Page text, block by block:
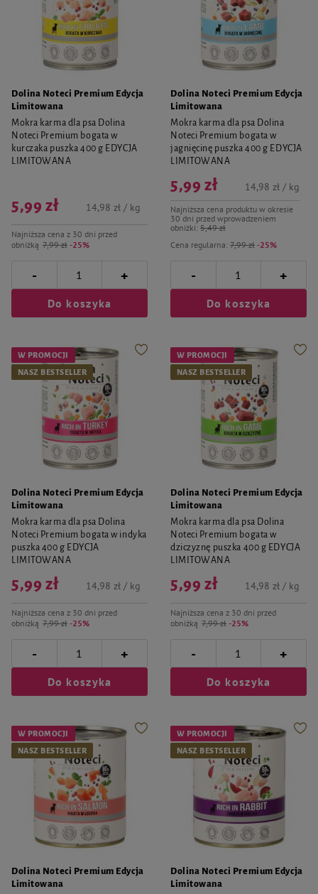
Dolina Noteci Premium Edycja
Limitowana
Mokra karma dla psa Dolina
Noteci Premium bogata w
kurczaka puszka 400 g EDYCJA
LIMITOWANA
Najniższa cena z 30 dni przed
obniżką 7,99 zł -25%
5,99 zł 14,98 zł / kg
- +
Do koszyka
Dolina Noteci Premium Edycja
Limitowana
Mokra karma dla psa Dolina
Noteci Premium bogata w
jagnięcinę puszka 400 g EDYCJA
LIMITOWANA
Cena regularna: 7,99 zł -25%
5,99 zł
Najniższa cena produktu w okresie
30 dni przed wprowadzeniem
obniżki: 5,49 zł
14,98 zł / kg
- +
Do koszyka
W PROMOCJI
NASZ BESTSELLER
Dolina Noteci Premium Edycja
Limitowana
Mokra karma dla psa Dolina
Noteci Premium bogata w indyka
puszka 400 g EDYCJA
LIMITOWANA
Najniższa cena z 30 dni przed
obniżką 7,99 zł -25%
5,99 zł 14,98 zł / kg
- +
Do koszyka
W PROMOCJI
NASZ BESTSELLER
Dolina Noteci Premium Edycja
Limitowana
Mokra karma dla psa Dolina
Noteci Premium bogata w
dziczyznę puszka 400 g EDYCJA
LIMITOWANA
Najniższa cena z 30 dni przed
obniżką 7,99 zł -25%
5,99 zł 14,98 zł / kg
- +
Do koszyka
W PROMOCJI
NASZ BESTSELLER
Dolina Noteci Premium Edycja
Limitowana
W PROMOCJI
NASZ BESTSELLER
Dolina Noteci Premium Edycja
Limitowana